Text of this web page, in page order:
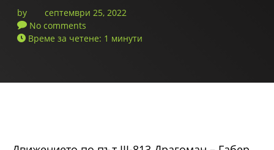
by
септември 25, 2022
No comments
Време за четене: 1 минути